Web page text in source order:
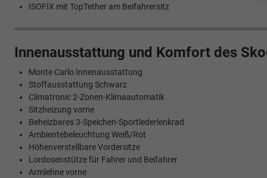
ISOFIX mit TopTether am Beifahrersitz
Innenausstattung und Komfort des
Monte Carlo Innenausstattung
Stoffausstattung Schwarz
Climatronic 2-Zonen-Klimaautomatik
Sitzheizung vorne
Beheizbares 3-Speichen-Sportlederlenkrad
Ambientebeleuchtung Weiß/Rot
Höhenverstellbare Vordersitze
Lordosenstütze für Fahrer und Beifahrer
Armlehne vorne